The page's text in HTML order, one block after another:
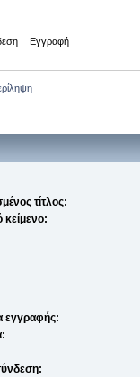
Εγγραφή
τίτλος:
εγγραφής: